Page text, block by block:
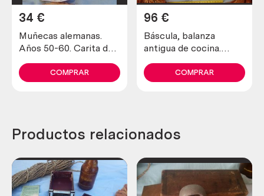
Muñecas alemanas.
Años 50-60. Carita de
porcelana. Pareja.
34 €
COMPRAR
Báscula, balanza
antigua de cocina.
Alemana. Enorme e
impresionante
96 €
COMPRAR
Productos relacionados